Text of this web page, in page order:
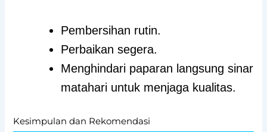
Pembersihan rutin.
Perbaikan segera.
Menghindari paparan langsung sinar
matahari untuk menjaga kualitas.
Kesimpulan dan Rekomendasi